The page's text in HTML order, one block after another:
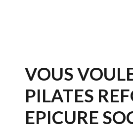
VOUS
PILATES
EPICURE